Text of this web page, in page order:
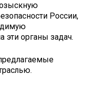
России,
органы задач.